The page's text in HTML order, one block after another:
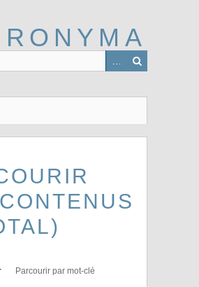
Parcourir par mot-clé